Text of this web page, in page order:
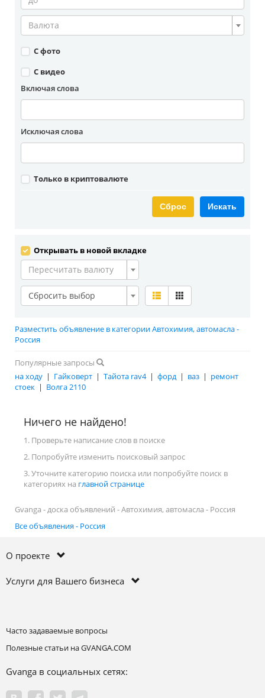
Валюта
С фото
С видео
Включая слова
Исключая слова
Только в криптовалюте
Искать
Сброс
Открывать в новой вкладке
Пересчитать валюту
Сбросить выбор
Разместить объявление в категории Автохимия, автомасла -
Россия
Популярные запросы
на ходу | Гайковерт | Тайота rav4| форд| ваз | ремонт
стоек | Волга 2110
Ничего не найдено!
1. Проверьте написание слов в поиске
2. Попробуйте изменить поисковый запрос
3. Уточните категорию поиска или попробуйте поиск в
категориях на главной странице
Gvanga - доска объявлений - Автохимия, автомасла - Россия
Все объявления - Россия
О проекте
Услуги для Вашего бизнеса
Часто задаваемые вопросы
Полезные статьи на GVANGA.COM
Gvanga в социальных сетях: